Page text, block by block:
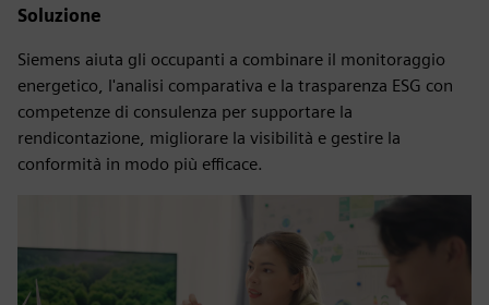
Soluzione
Siemens aiuta gli occupanti a combinare il monitoraggio
energetico, l'analisi comparativa e la trasparenza ESG con
competenze di consulenza per supportare la
rendicontazione, migliorare la visibilità e gestire la
conformità in modo più efficace.